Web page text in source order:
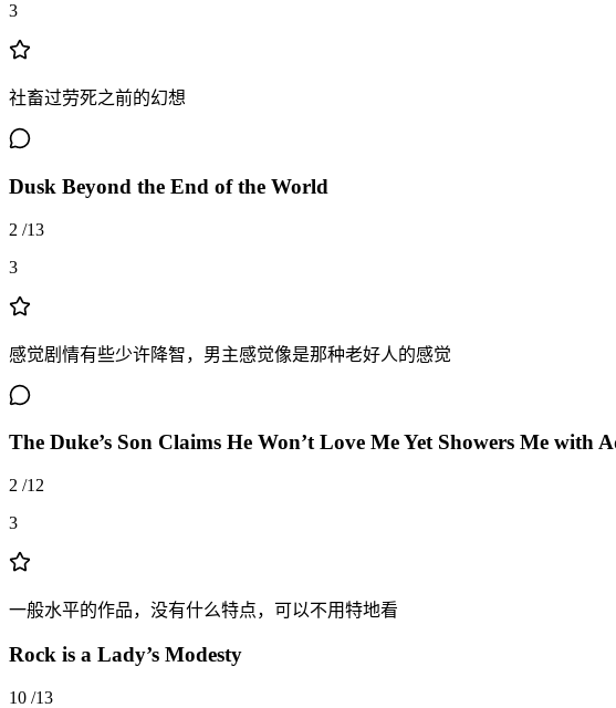
3
社畜过劳死之前的幻想
Dusk Beyond the End of the World
2 /13
3
感觉剧情有些少许降智，男主感觉像是那种老好人的感觉
The Duke’s Son Claims He Won’t Love Me Yet Showers Me with
2 /12
3
一般水平的作品，没有什么特点，可以不用特地看
Rock is a Lady’s Modesty
10 /13